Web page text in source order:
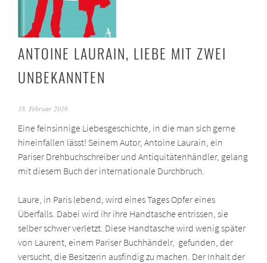
ANTOINE LAURAIN, LIEBE MIT ZWEI
UNBEKANNTEN
18. Februar 2016
Eine feinsinnige Liebesgeschichte, in die man sich gerne
hineinfallen lässt! Seinem Autor, Antoine Laurain, ein
Pariser Drehbuchschreiber und Antiquitätenhändler, gelang
mit diesem Buch der internationale Durchbruch.
Laure, in Paris lebend, wird eines Tages Opfer eines
Überfalls. Dabei wird ihr ihre Handtasche entrissen, sie
selber schwer verletzt. Diese Handtasche wird wenig später
von Laurent, einem Pariser Buchhändelr, gefunden, der
versucht, die Besitzerin ausfindig zu machen. Der Inhalt der